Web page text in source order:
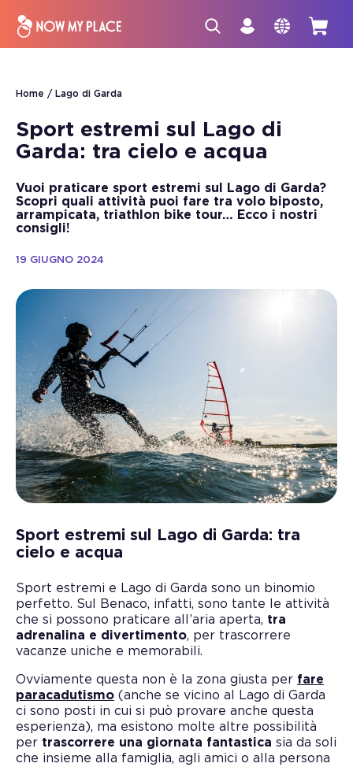
Home Lago di Garda
Sport estremi sul Lago di
Garda: tra cielo e acqua
Vuoi praticare sport estremi sul Lago di Garda?
Scopri quali attività puoi fare tra volo biposto,
arrampicata, triathlon bike tour… Ecco i nostri
consigli!
19 GIUGNO 2024
Sport estremi sul Lago di Garda: tra
cielo e acqua
Sport estremi e Lago di Garda sono un binomio
perfetto. Sul Benaco, infatti, sono tante le attività
che si possono praticare all’aria aperta, tra
adrenalina e divertimento, per trascorrere
vacanze uniche e memorabili.
Ovviamente questa non è la zona giusta per fare
paracadutismo (anche se vicino al Lago di Garda
ci sono posti in cui si può provare anche questa
esperienza), ma esistono molte altre possibilità
per trascorrere una giornata fantastica sia da soli
che insieme alla famiglia, agli amici o alla persona